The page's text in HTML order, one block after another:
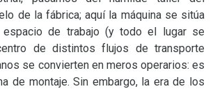
de la fábrica; aquí la máquina se sitúa
de trabajo (y todo el lugar se
de distintos flujos de transporte
se convierten en meros operarios: es
de montaje. Sin embargo, la era de los